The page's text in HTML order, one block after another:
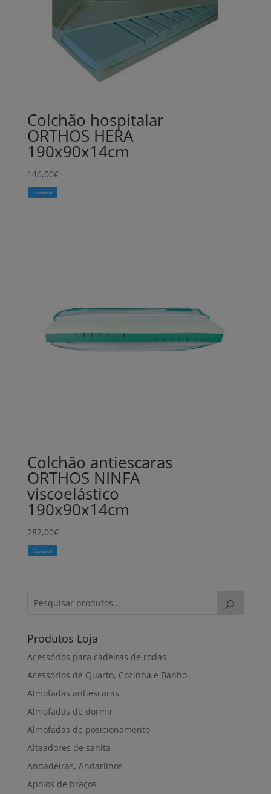
Colchão hospitalar
ORTHOS HERA
190x90x14cm
146,00€
Comprar
Colchão antiescaras
ORTHOS NINFA
viscoelástico
190x90x14cm
282,00€
Comprar
Produtos Loja
Acessórios para cadeiras de rodas
Acessórios de Quarto, Cozinha e Banho
Almofadas antiescaras
Almofadas de dormir
Almofadas de posicionamento
Alteadores de sanita
Andadeiras, Andarilhos
Apoios de braços